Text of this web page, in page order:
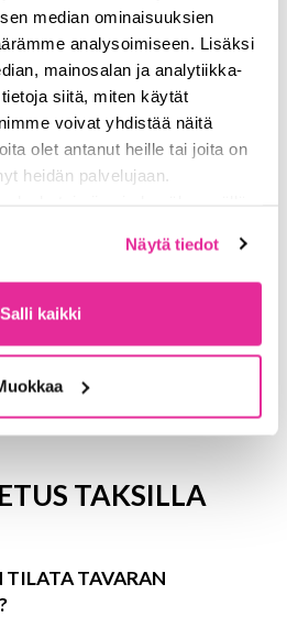
median ominaisuuksien
analysoimiseen. Lisäksi
mainosalan ja analytiikka-
siitä, miten käytät
voivat yhdistää näitä
olet antanut heille tai joita on
heidän palvelujaan.
Näytä tiedot
Salli kaikki
KYYTIIN TULLA
KANSSA?
KYYTIIN OTTAA
TAKSILLA
TAVARAN